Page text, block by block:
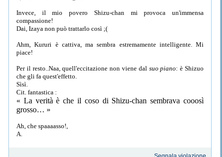
Invece, il mio povero Shizu-chan mi provoca un'immensa
compassione!
Dai, Izaya non può trattarlo così ;(
Ahm, Kururi è cattiva, ma sembra estremamente intelligente. Mi
piace!
Per il resto..Naa, quell'eccitazione non viene dal suo piano: è Shizuo
che gli fa quest'effetto.
Sìsì.
Cit. fantastica :
« La verità è che il coso di Shizu-chan sembrava cooosì
grosso… »
Ah, che spaaaasso!,
A.